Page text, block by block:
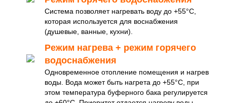
Система позволяет нагревать воду до +55°C,
которая используется для воснабжения
(душевые, ванные, кухни).
Режим нагрева + режим горячего
водоснабжения
Одновременное отопление помещения и нагрев
воды. Вода может быть нагрета до +55°C, при
этом температура буферного бака регулируется